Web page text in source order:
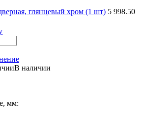
глянцевый хром (1 шт) 5 998.50
В наличии
мм: